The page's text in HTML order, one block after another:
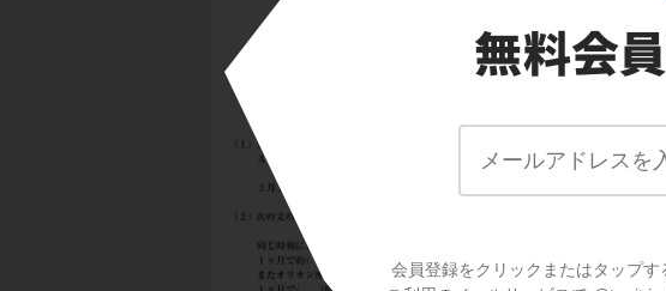
会員登録をクリックまたはタップす